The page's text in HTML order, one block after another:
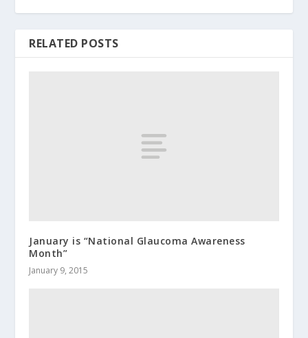
RELATED POSTS
January is “National Glaucoma Awareness
Month”
January 9, 2015